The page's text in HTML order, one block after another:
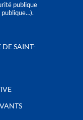
publique
DE SAINT-